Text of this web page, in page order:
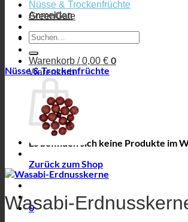
Anmelden
Warenkorb /0,00 € 0
Warenkorb
Es befinden sich keine Produkte im
Zurück zum Shop
0
Nüsse & Trockenfrüchte
GreenGate
Suchen
nach:
Nüsse & Trockenfrüchte
Wasabi-